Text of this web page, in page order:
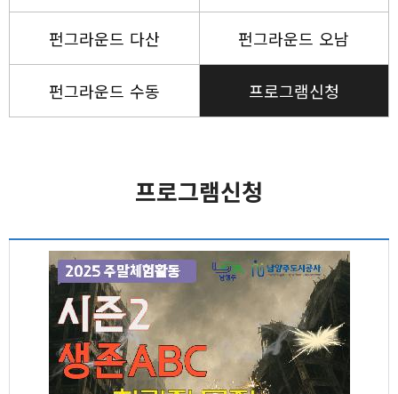
펀그라운드 다산 펀그라운드 오남
펀그라운드 수동 프로그램신청
프로그램신청